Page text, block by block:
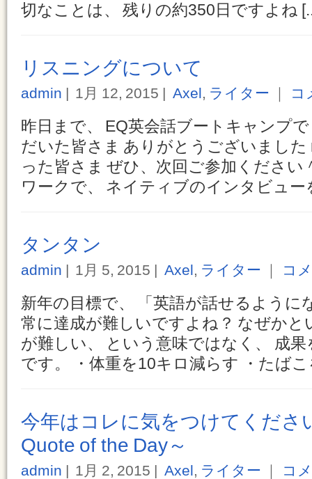
切なことは、 残りの約350日ですよね
リスニングについて
admin 1月 12, 2015 Axel, ライター ｜ コ
昨日まで、 EQ英会話ブートキャンプ
だいた皆さま ありがとうございました
った皆さま ぜひ、次回ご参加ください
ワークで、 ネイティブのインタビュー
タンタン
admin 1月 5, 2015 Axel, ライター ｜ コ
新年の目標で、 「英語が話せるように
常に達成が難しいですよね？ なぜかと
が難しい、 という意味ではなく、 成
です。 ・体重を10キロ減らす ・たばこ
今年はコレに気をつけてくださ
Quote of the Day～
admin 1月 2, 2015 Axel, ライター ｜ コ